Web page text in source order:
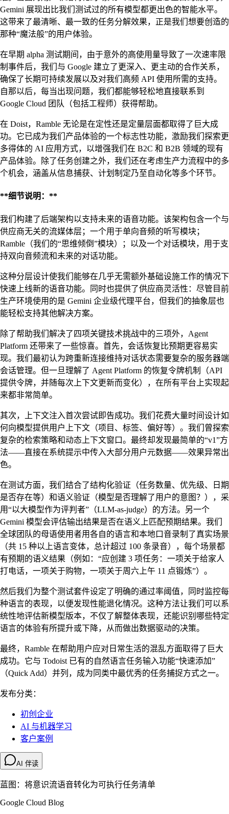
Gemini 展现出比我们测试过的所有模型都更出色的智能水平。
这带来了最清晰、最一致的任务分解效果，正是我们想要创造的
那种“魔法般”的用户体验。
在早期 alpha 测试期间，由于意外的高使用量导致了一次速率限
制事件后，我们与 Google 建立了更深入、更主动的合作关系，
确保了长期可持续发展以及对我们高频 API 使用所需的支持。
自那以后，每当出现问题，我们都能够轻松地直接联系到
Google Cloud 团队（包括工程师）获得帮助。
在 Doist，Ramble 无论是在定性还是定量层面都取得了巨大成
功。它已成为我们产品体验的一个标志性功能，激励我们探索更
多得体的 AI 应用方式，以增强我们在 B2C 和 B2B 领域的现有
产品体验。除了任务创建之外，我们还在考虑生产力流程中的多
个机会，涵盖从信息捕获、计划制定乃至自动化等多个环节。
**细节说明：**
我们构建了后端架构以支持未来的语音功能。该架构包含一个与
供应商无关的流媒体层；一个用于单向音频的听写模块；
Ramble（我们的“思维倾倒”模块）；以及一个对话模块，用于支
持双向音频流和未来的对话功能。
这种分层设计使我们能够在几乎无需额外基础设施工作的情况下
快速上线新的语音功能。同时也提供了供应商灵活性：尽管目前
生产环境使用的是 Gemini 企业级代理平台，但我们的抽象层也
能轻松支持其他解决方案。
除了帮助我们解决了四项关键技术挑战中的三项外，Agent
Platform 还带来了一些惊喜。首先，会话恢复比预期更容易实
现。我们最初认为跨重新连接维持对话状态需要复杂的服务器端
会话管理。但一旦理解了 Agent Platform 的恢复令牌机制（API
提供令牌，并随每次上下文更新而变化），在所有平台上实现起
来都非常简单。
其次，上下文注入首次尝试即告成功。我们花费大量时间设计如
何向模型提供用户上下文（项目、标签、偏好等）。我们曾探索
复杂的检索策略和动态上下文窗口。最终却发现最简单的“v1”方
法——直接在系统提示中传入大部分用户元数据——效果异常出
色。
在测试方面，我们结合了结构化验证（任务数量、优先级、日期
是否存在等）和语义验证（模型是否理解了用户的意图？），采
用“以大模型作为评判者”（LLM-as-judge）的方法。另一个
Gemini 模型会评估输出结果是否在语义上匹配预期结果。我们
全球团队的母语使用者用各自的语言和本地口音录制了真实场景
（共 15 种以上语言变体，总计超过 100 条录音），每个场景都
有预期的语义结果（例如：“应创建 3 项任务：一项关于给家人
打电话，一项关于购物，一项关于周六上午 11 点锻炼”）。
然后我们为整个测试套件设定了明确的通过率阈值，同时监控每
种语言的表现，以便发现性能退化情况。这种方法让我们可以系
统性地评估新模型版本，不仅了解整体表现，还能识别哪些特定
语言的体验有所提升或下降，从而做出数据驱动的决策。
最终，Ramble 在帮助用户应对日常生活的混乱方面取得了巨大
成功。它与 Todoist 已有的自然语言任务输入功能“快速添加”
（Quick Add）并列，成为同类中最优秀的任务捕捉方式之一。
发布分类：
初创企业
AI 与机器学习
客户案例
AI 伴读
蓝图：将意识流语音转化为可执行任务清单
Google Cloud Blog